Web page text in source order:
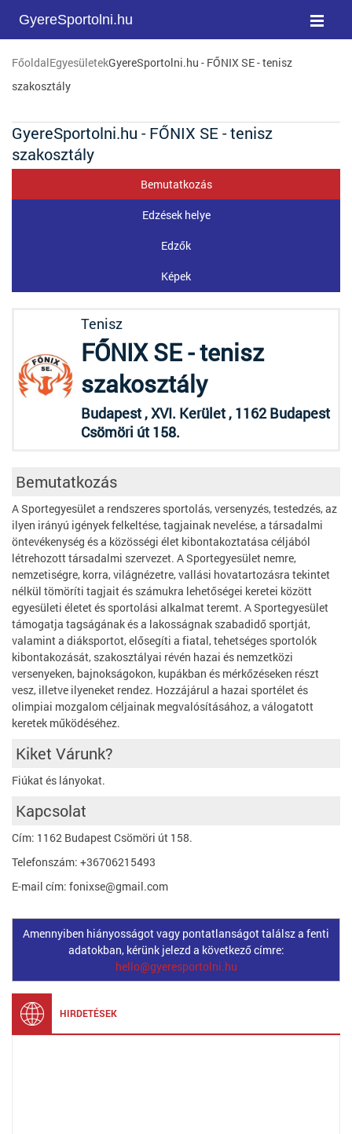
GyereSportolni.hu
FőoldalEgyesületekGyereSportolni.hu - FŐNIX SE - tenisz
szakosztály
GyereSportolni.hu - FŐNIX SE - tenisz
szakosztály
Bemutatkozás
Edzések helye
Edzők
Képek
Tenisz
FŐNIX SE - tenisz
szakosztály
Budapest , XVI. Kerület , 1162 Budapest
Csömöri út 158.
Bemutatkozás
A Sportegyesület a rendszeres sportolás, versenyzés, testedzés, az
ilyen irányú igények felkeltése, tagjainak nevelése, a társadalmi
öntevékenység és a közösségi élet kibontakoztatása céljából
létrehozott társadalmi szervezet. A Sportegyesület nemre,
nemzetiségre, korra, világnézetre, vallási hovatartozásra tekintet
nélkül tömöríti tagjait és számukra lehetőségei keretei között
egyesületi életet és sportolási alkalmat teremt. A Sportegyesület
támogatja tagságának és a lakosságnak szabadidő sportját,
valamint a diáksportot, elősegíti a fiatal, tehetséges sportolók
kibontakozását, szakosztályai révén hazai és nemzetközi
versenyeken, bajnokságokon, kupákban és mérkőzéseken részt
vesz, illetve ilyeneket rendez. Hozzájárul a hazai sportélet és
olimpiai mozgalom céljainak megvalósításához, a válogatott
keretek működéséhez.
Kiket Várunk?
Fiúkat és lányokat.
Kapcsolat
Cím: 1162 Budapest Csömöri út 158.
Telefonszám: +36706215493
E-mail cím: fonixse@gmail.com
Amennyiben hiányosságot vagy pontatlanságot találsz a fenti
adatokban, kérünk jelezd a következő címre:
hello@gyeresportolni.hu
HIRDETÉSEK